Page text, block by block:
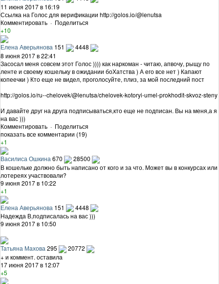
11 июня 2017 в 16:19
Ссылка на Голос для верификации http://golos.io/@lenutsa
Комментировать · Поделиться
+10
Елена Аверьянова 151
4448
8 июня 2017 в 22:41
Засосал меня совсем этот Голос )))) как наркоман - читаю, апвочу, рыщу по
ленте и своему кошельку в ожидании боХатства ) А его все нет ) Капают
копеечки ) Кто еще не видел, проголосуйте, плиз, за мой последний пост
http://golos.io/ru--chelovek/@lenutsa/chelovek-kotoryi-umel-prokhodit-skvoz-steny
И давайте друг на друга подписываться,кто еще не подписан. Вы на меня,а я
на вас )))
Комментировать · Поделиться
показать все комментарии (19)
+1
Василиса Ошкина 670
28500
В кошельке должно быть написано от кого и за что. Может вы в конкурсах или
лотереях участвовали?
9 июня 2017 в 10:22
+1
Елена Аверьянова 151
4448
Надежда В,подписалась на вас )))
9 июня 2017 в 10:50
Татьяна Махова 295
20772
+ и коммент. оставила
17 июня 2017 в 12:07
+5